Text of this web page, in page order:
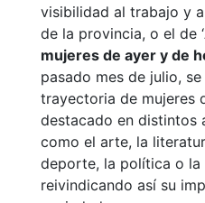
visibilidad al trabajo y
de la provincia, o el de ‘
mujeres de ayer y de
pasado mes de julio,
trayectoria de mujeres
destacado en distintos
como el arte, la
deporte, la política o la
reivindicando así su